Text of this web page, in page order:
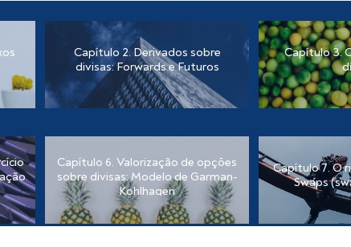
Capítulo 2. Derivados sobre
divisas: Forwards e Futuros
Capítulo 3.
Capítulo 6. Valorização de opções
sobre divisas: Modelo de Garman-
Kohlhagen
Capítulo 7. O
Swaps